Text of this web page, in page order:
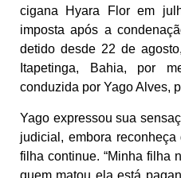
cigana Hyara Flor em
imposta após a
detido desde 22 de
Itapetinga, Bahia, por
conduzida por Yago Alves,
Yago expressou sua
judicial, embora
filha continue. “Minha filha
quem matou ela está